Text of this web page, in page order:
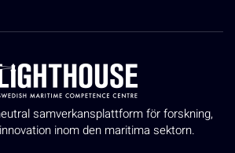
samverkansplattform för forskning,
inom den maritima sektorn.